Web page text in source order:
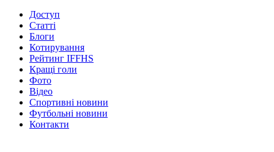
Доступ
Статті
Блоги
Котирування
Рейтинг IFFHS
Кращі голи
Фото
Відео
Спортивні новини
Футбольні новини
Контакти